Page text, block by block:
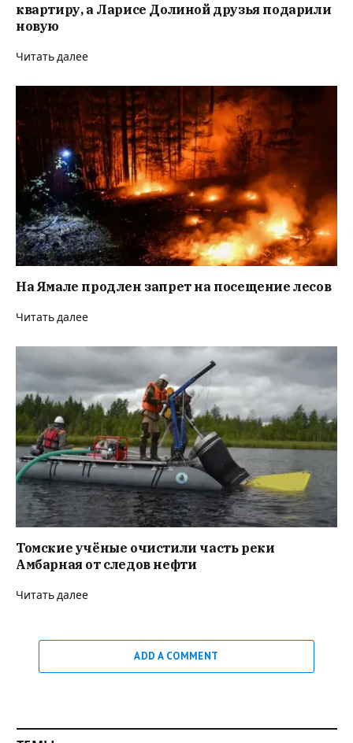
квартиру, а Ларисе Долиной друзья подарили
новую
Читать далее
На Ямале продлен запрет на посещение лесов
Читать далее
Томские учёные очистили часть реки
Амбарная от следов нефти
Читать далее
ADD A COMMENT